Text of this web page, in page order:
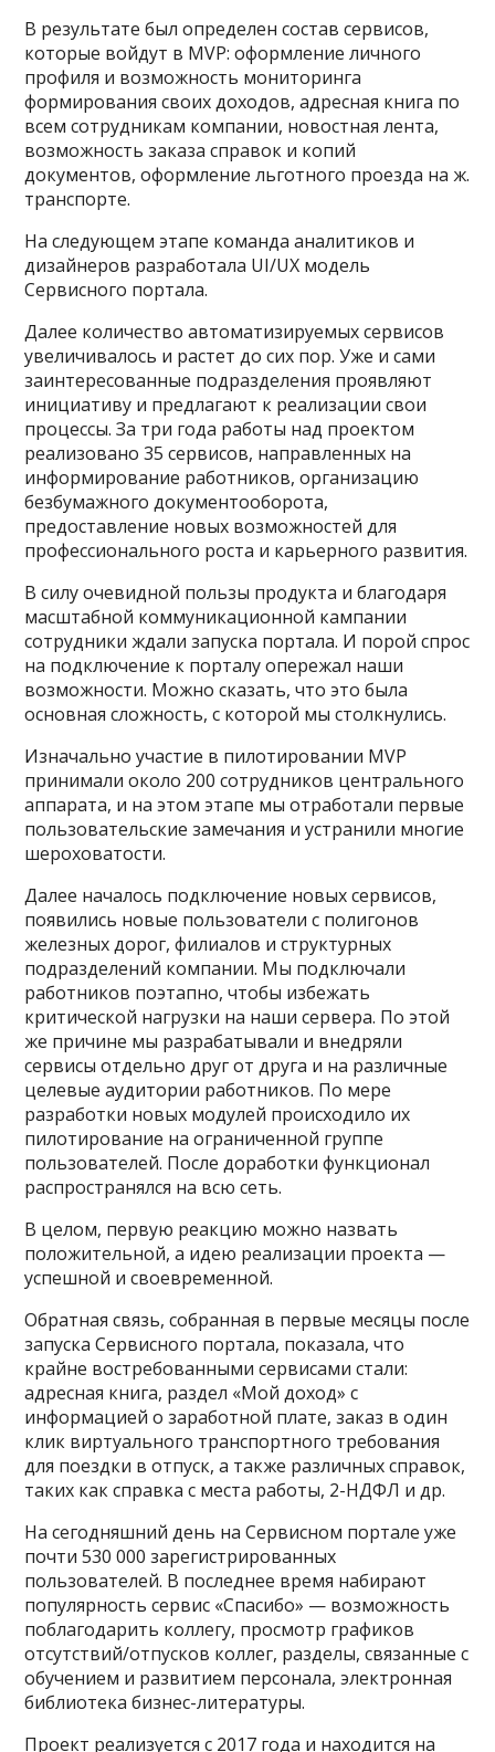
В результате был определен состав сервисов,
которые войдут в MVP: оформление личного
профиля и возможность мониторинга
формирования своих доходов, адресная книга по
всем сотрудникам компании, новостная лента,
возможность заказа справок и копий
документов, оформление льготного проезда на ж.
транспорте.
На следующем этапе команда аналитиков и
дизайнеров разработала UI/UX модель
Сервисного портала.
Далее количество автоматизируемых сервисов
увеличивалось и растет до сих пор. Уже и сами
заинтересованные подразделения проявляют
инициативу и предлагают к реализации свои
процессы. За три года работы над проектом
реализовано 35 сервисов, направленных на
информирование работников, организацию
безбумажного документооборота,
предоставление новых возможностей для
профессионального роста и карьерного развития.
В силу очевидной пользы продукта и благодаря
масштабной коммуникационной кампании
сотрудники ждали запуска портала. И порой спрос
на подключение к порталу опережал наши
возможности. Можно сказать, что это была
основная сложность, с которой мы столкнулись.
Изначально участие в пилотировании MVP
принимали около 200 сотрудников центрального
аппарата, и на этом этапе мы отработали первые
пользовательские замечания и устранили многие
шероховатости.
Далее началось подключение новых сервисов,
появились новые пользователи с полигонов
железных дорог, филиалов и структурных
подразделений компании. Мы подключали
работников поэтапно, чтобы избежать
критической нагрузки на наши сервера. По этой
же причине мы разрабатывали и внедряли
сервисы отдельно друг от друга и на различные
целевые аудитории работников. По мере
разработки новых модулей происходило их
пилотирование на ограниченной группе
пользователей. После доработки функционал
распространялся на всю сеть.
В целом, первую реакцию можно назвать
положительной, а идею реализации проекта —
успешной и своевременной.
Обратная связь, собранная в первые месяцы после
запуска Сервисного портала, показала, что
крайне востребованными сервисами стали:
адресная книга, раздел «Мой доход» с
информацией о заработной плате, заказ в один
клик виртуального транспортного требования
для поездки в отпуск, а также различных справок,
таких как справка с места работы, 2-НДФЛ и др.
На сегодняшний день на Сервисном портале уже
почти 530 000 зарегистрированных
пользователей. В последнее время набирают
популярность сервис «Спасибо» — возможность
поблагодарить коллегу, просмотр графиков
отсутствий/отпусков коллег, разделы, связанные с
обучением и развитием персонала, электронная
библиотека бизнес-литературы.
Проект реализуется с 2017 года и находится на